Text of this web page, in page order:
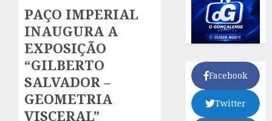
PAÇO IMPERIAL
INAUGURA A
EXPOSIÇÃO
“GILBERTO
SALVADOR –
GEOMETRIA
VISCERAL”
Facebook
Twitter